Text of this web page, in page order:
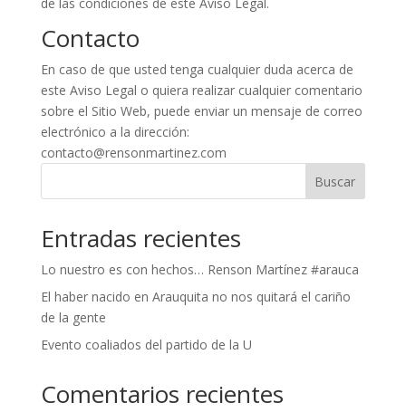
Contacto
En caso de que usted tenga cualquier duda acerca de
este Aviso Legal o quiera realizar cualquier comentario
sobre el Sitio Web, puede enviar un mensaje de correo
electrónico a la dirección:
contacto@rensonmartinez.com
Buscar
Entradas recientes
Lo nuestro es con hechos… Renson Martínez #arauca
El haber nacido en Arauquita no nos quitará el cariño
de la gente
Evento coaliados del partido de la U
Comentarios recientes